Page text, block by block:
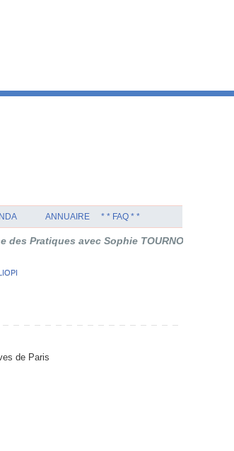
ANNUAIRE * * FAQ * *
avec Sophie TOURNOUËR en Thérapie
de Paris